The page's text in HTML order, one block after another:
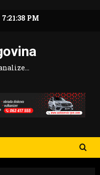
7:21:39 PM